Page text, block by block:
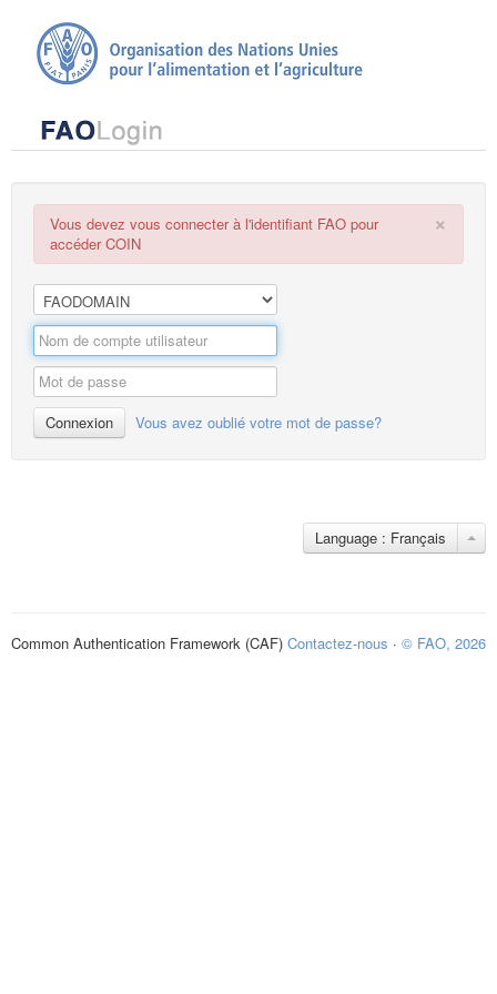
×
Vous devez vous connecter à l'identifiant FAO pour
accéder COIN
Connexion Vous avez oublié votre mot de passe?
Language : Français
Common Authentication Framework (CAF) Contactez-nous · © FAO, 2026